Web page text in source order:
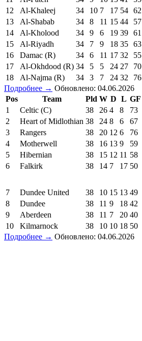
12
Al-Khaleej 34 10 7 17 54 62
13
Al-Shabab 34 8 11 15 44 57
14
Al-Kholood 34 9 6 19 39 61
15
Al-Riyadh 34 7 9 18 35 63
16
Damac (R) 34 6 11 17 32 55
17
Al-Okhdood (R) 34 5 5 24 27 70
18
Al-Najma (R) 34 3 7 24 32 76
Подробнее → Обновлено: 04.06.2026
Pos
Team Pld W D L GF
1
Celtic (C) 38 26 4 8 73
2
Heart of Midlothian 38 24 8 6 67
3
Rangers 38 20 12 6 76
4
Motherwell 38 16 13 9 59
5
Hibernian 38 15 12 11 58
6
Falkirk 38 14 7 17 50
7 Dundee United 38 10 15 13 49
8
Dundee 38 11 9 18 42
9
Aberdeen 38 11 7 20 40
10
Kilmarnock 38 10 10 18 50
Подробнее → Обновлено: 04.06.2026